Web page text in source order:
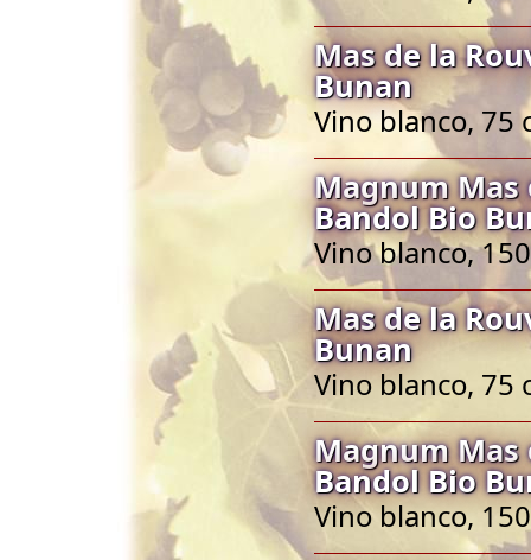
Mas de la
Bunan
Vino blanco, 75
Magnum Mas
Bandol Bio
Vino blanco,
Mas de la
Bunan
Vino blanco, 75
Magnum Mas
Bandol Bio
Vino blanco,